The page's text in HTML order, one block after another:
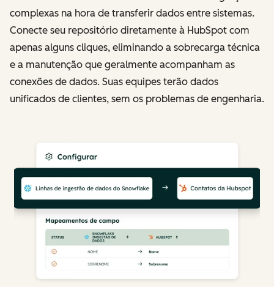
complexas na hora de transferir dados entre sistemas.
Conecte seu repositório diretamente à HubSpot com
apenas alguns cliques, eliminando a sobrecarga técnica
e a manutenção que geralmente acompanham as
conexões de dados. Suas equipes terão dados
unificados de clientes, sem os problemas de engenharia.